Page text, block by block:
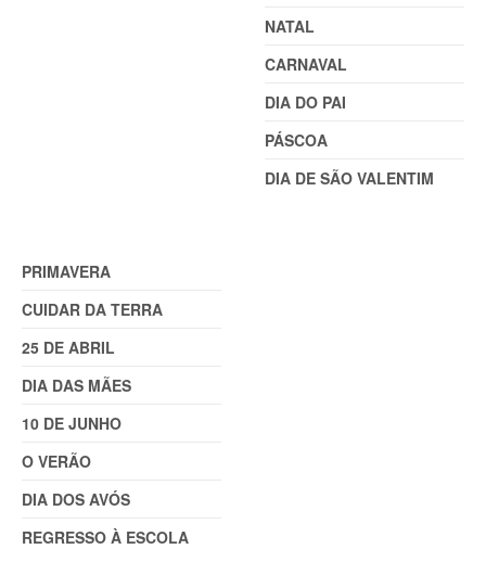
NATAL
CARNAVAL
DIA DO PAI
PÁSCOA
DIA DE SÃO VALENTIM
PRIMAVERA
CUIDAR DA TERRA
25 DE ABRIL
DIA DAS MÃES
10 DE JUNHO
O VERÃO
DIA DOS AVÓS
REGRESSO À ESCOLA